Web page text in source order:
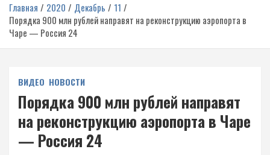
Главная 2020 Декабрь
11
Порядка 900 млн рублей направят на реконструкцию аэропорта в
Чаре — Россия 24
ВИДЕО НОВОСТИ
Порядка 900 млн рублей направят
на реконструкцию аэропорта в Чаре
— Россия 24